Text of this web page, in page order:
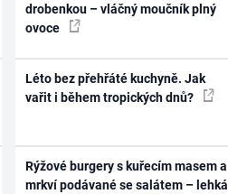
drobenkou – vláčný moučník plný
ovoce
Léto bez přehřáté kuchyně. Jak
vařit i během tropických dnů?
Rýžové burgery s kuřecím masem a
mrkví podávané se salátem – lehká